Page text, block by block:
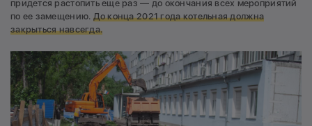
придется растопить еще раз — до окончания всех мероприятий
по ее замещению. До конца 2021 года котельная должна
закрыться навсегда.